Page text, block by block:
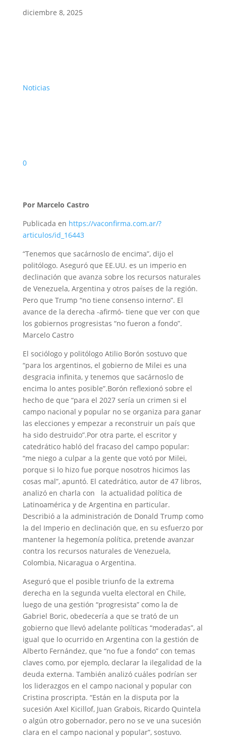
diciembre 8, 2025
Noticias
0
Por Marcelo Castro
Publicada en https://vaconfirma.com.ar/?
articulos/id_16443
“Tenemos que sacárnoslo de encima”, dijo el
politólogo. Aseguró que EE.UU. es un imperio en
declinación que avanza sobre los recursos naturales
de Venezuela, Argentina y otros países de la región.
Pero que Trump “no tiene consenso interno”. El
avance de la derecha -afirmó- tiene que ver con que
los gobiernos progresistas “no fueron a fondo”.
Marcelo Castro
El sociólogo y politólogo Atilio Borón sostuvo que
“para los argentinos, el gobierno de Milei es una
desgracia infinita, y tenemos que sacárnoslo de
encima lo antes posible”.Borón reflexionó sobre el
hecho de que “para el 2027 sería un crimen si el
campo nacional y popular no se organiza para ganar
las elecciones y empezar a reconstruir un país que
ha sido destruido”.Por otra parte, el escritor y
catedrático habló del fracaso del campo popular:
“me niego a culpar a la gente que votó por Milei,
porque si lo hizo fue porque nosotros hicimos las
cosas mal”, apuntó. El catedrático, autor de 47 libros,
analizó en charla con la actualidad política de
Latinoamérica y de Argentina en particular.
Describió a la administración de Donald Trump como
la del Imperio en declinación que, en su esfuerzo por
mantener la hegemonía política, pretende avanzar
contra los recursos naturales de Venezuela,
Colombia, Nicaragua o Argentina.
Aseguró que el posible triunfo de la extrema
derecha en la segunda vuelta electoral en Chile,
luego de una gestión “progresista” como la de
Gabriel Boric, obedecería a que se trató de un
gobierno que llevó adelante políticas “moderadas”, al
igual que lo ocurrido en Argentina con la gestión de
Alberto Fernández, que “no fue a fondo” con temas
claves como, por ejemplo, declarar la ilegalidad de la
deuda externa. También analizó cuáles podrían ser
los liderazgos en el campo nacional y popular con
Cristina proscripta. “Están en la disputa por la
sucesión Axel Kicillof, Juan Grabois, Ricardo Quintela
o algún otro gobernador, pero no se ve una sucesión
clara en el campo nacional y popular”, sostuvo.